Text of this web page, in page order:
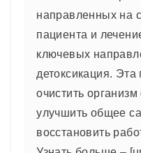
направленных на
пациента и
ключевых
детоксикация.
очистить
улучшить общее
восстановить